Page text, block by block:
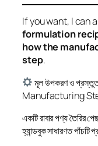
If you want, I can
formulation
how the
step.
মূল উপকরণ ও
Manufacturing
একটি রাবার পণ্য তৈরির
হ্যান্ডবুক সাধারণত পাঁচটি